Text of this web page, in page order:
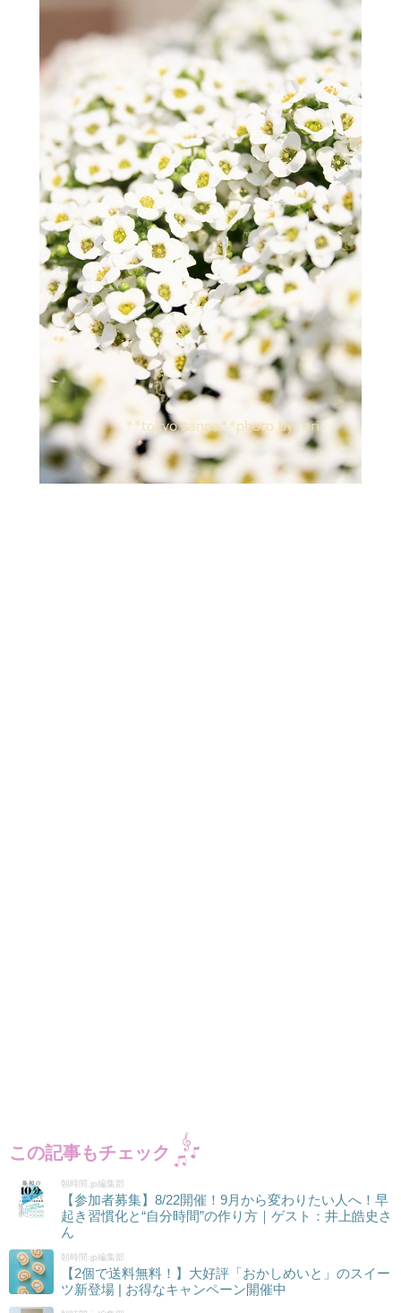
この記事もチェック
朝時間.jp編集部
【参加者募集】8/22開催！9月から変わりたい人へ！早
起き習慣化と“自分時間”の作り方｜ゲスト：井上皓史さ
ん
朝時間.jp編集部
【2個で送料無料！】大好評「おかしめいと」のスイー
ツ新登場 | お得なキャンペーン開催中